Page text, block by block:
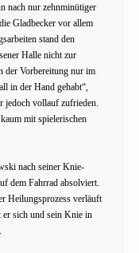
nach nur zehnminütiger
Gladbecker vor allem
stand den
Halle nicht zur
der Vorbereitung nur im
in der Hand gehabt“,
vollauf zufrieden.
mit spielerischen
nach seiner Knie-
dem Fahrrad absolviert.
Heilungsprozess verläuft
er sich und sein Knie in